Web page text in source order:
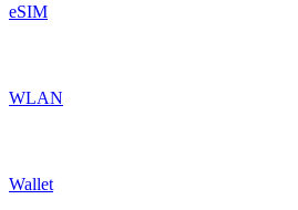
eSIM
WLAN
Wallet